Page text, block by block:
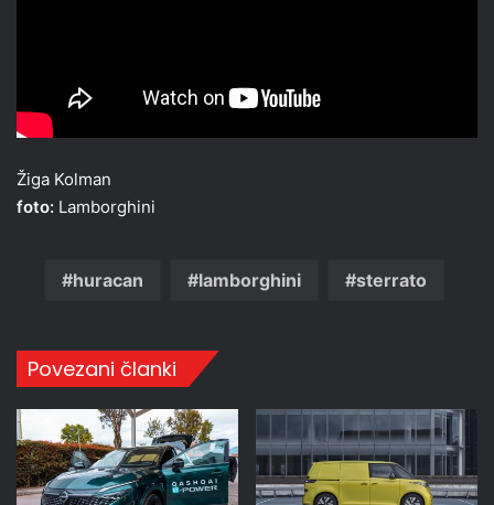
Žiga Kolman
foto: Lamborghini
huracan lamborghini sterrato
Povezani članki